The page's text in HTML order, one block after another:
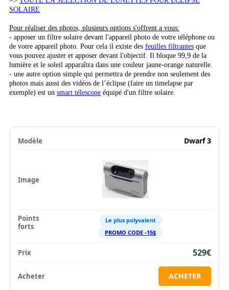
SOLAIRE
Pour réaliser des photos, plusieurs options s'offrent a vous:
- apposer un filtre solaire devant l'appareil photo de votre téléphone ou
de votre appareil photo. Pour cela il existe des feuilles filtrantes que
vous pouvez ajuster et apposer devant l'objectif. Il bloque 99,9 de la
lumière et le soleil apparaîtra dans une couleur jaune-orange naturelle.
- une autre option simple qui permettra de prendre non seulement des
photos mais aussi des vidéos de l’éclipse (faire un timelapse par
exemple) est un smart télescope équipé d'un filtre solaire.
Dwarf 3
Le plus polyvalent
PROMO CODE -15$
529€
ACHETER